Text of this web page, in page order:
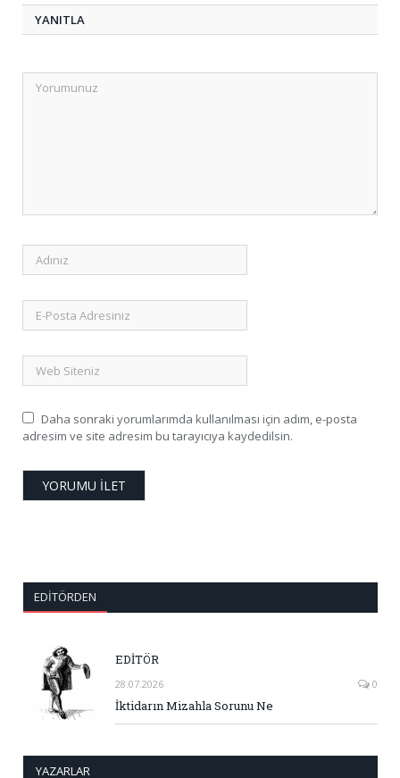
YANITLA
Daha sonraki yorumlarımda kullanılması için adım, e-posta
adresim ve site adresim bu tarayıcıya kaydedilsin.
EDITÖRDEN
EDİTÖR
28.07.2026 0
İktidarın Mizahla Sorunu Ne
YAZARLAR